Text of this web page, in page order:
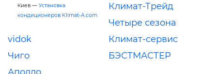
Киев — Установка
кондиционеров Klimat-A.com
Климат-Трейд
Четыре сезона
vidok
Климат-сервис
Чиго
БЭСТМАСТЕР